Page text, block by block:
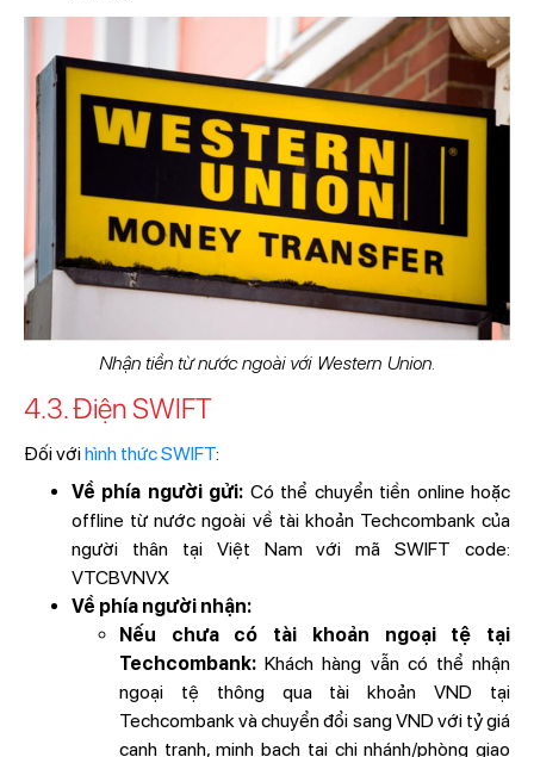
Nhận tiền từ nước ngoài với Western Union.
4.3. Điện SWIFT
Đối vớihình thức SWIFT:
Về phía người gửi: Có thể chuyển tiền online hoặc
offline từ nước ngoài về tài khoản Techcombank của
người thân tại Việt Nam với mã SWIFT code:
VTCBVNVX
Về phía người nhận:
Nếu chưa có tài khoản ngoại tệ tại
Techcombank:Khách hàng vẫn có thể nhận
ngoại tệ thông qua tài khoản VND tại
Techcombank và chuyển đổi sang VND với tỷ giá
cạnh tranh, minh bạch tại chi nhánh/phòng giao